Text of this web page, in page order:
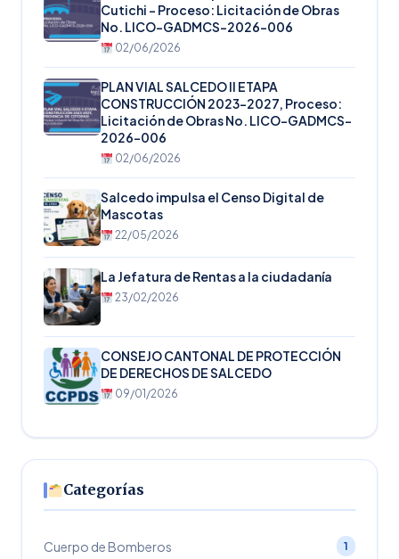
Cutichi – Proceso: Licitación de Obras
No. LICO-GADMCS-2026-006
02/06/2026
PLAN VIAL SALCEDO II ETAPA
CONSTRUCCIÓN 2023-2027, Proceso:
Licitación de Obras No. LICO-GADMCS-
2026-006
02/06/2026
Salcedo impulsa el Censo Digital de
Mascotas
22/05/2026
La Jefatura de Rentas a la ciudadanía
23/02/2026
CONSEJO CANTONAL DE PROTECCIÓN
DE DERECHOS DE SALCEDO
09/01/2026
Categorías
Cuerpo de Bomberos 1